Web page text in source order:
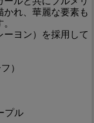
かれ、華麗な要素も
ヨン）を採用して
）
プル